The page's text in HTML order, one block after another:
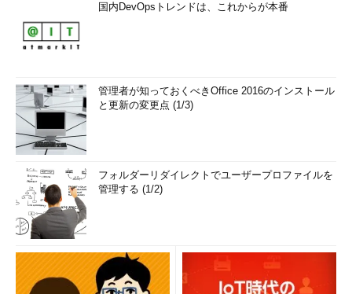
国内DevOpsトレンドは、これからが本番
管理者が知っておくべきOffice 2016のインストール
と更新の変更点 (1/3)
フォルダーリダイレクトでユーザープロファイルを
管理する (1/2)